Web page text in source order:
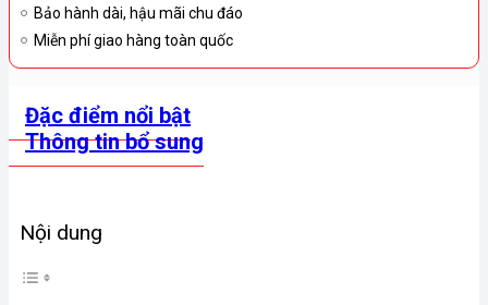
Bảo hành dài, hậu mãi chu đáo
Miễn phí giao hàng toàn quốc
Đặc điểm nổi bật
Thông tin bổ sung
Nội dung